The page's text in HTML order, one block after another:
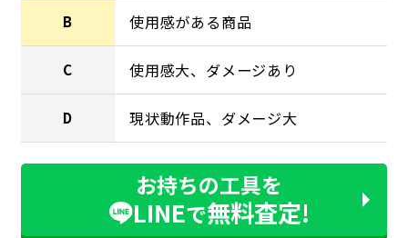
B 使用感がある商品
C 使用感大、ダメージあり
D 現状動作品、ダメージ大
お持ちの工具を
LINEで無料査定!